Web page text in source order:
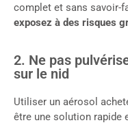
complet et sans savoir-
exposez à des risques
2. Ne pas
sur le nid
Utiliser un aérosol
être une solution rapide